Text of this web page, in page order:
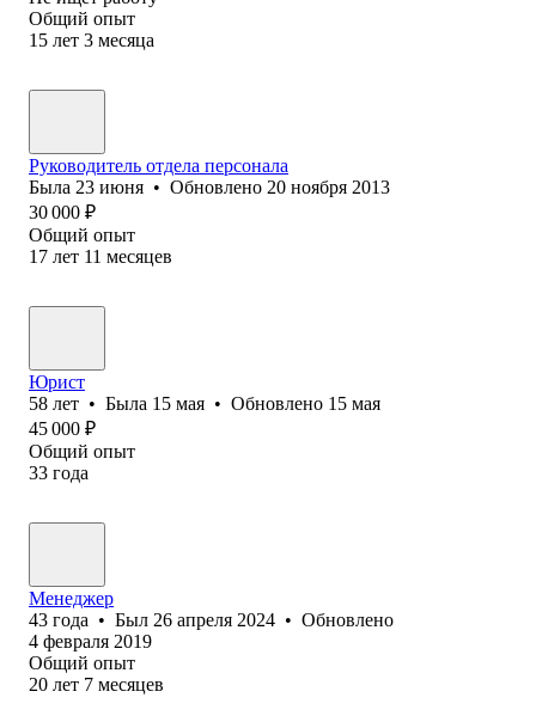
Общий опыт
15 лет 3 месяца
Руководитель отдела персонала
Была 23 июня • Обновлено 20 ноября 2013
30 000 ₽
Общий опыт
17 лет 11 месяцев
Юрист
58 лет • Была 15 мая • Обновлено 15 мая
45 000 ₽
Общий опыт
33 года
Менеджер
43 года • Был 26 апреля 2024 • Обновлено
4 февраля 2019
Общий опыт
20 лет 7 месяцев